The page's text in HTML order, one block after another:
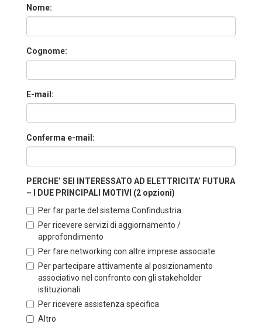
Nome:
Cognome:
E-mail:
Conferma e-mail:
PERCHE’ SEI INTERESSATO AD ELETTRICITA’ FUTURA
– I DUE PRINCIPALI MOTIVI (2 opzioni)
Per far parte del sistema Confindustria
Per ricevere servizi di aggiornamento /
approfondimento
Per fare networking con altre imprese associate
Per partecipare attivamente al posizionamento
associativo nel confronto con gli stakeholder
istituzionali
Per ricevere assistenza specifica
Altro